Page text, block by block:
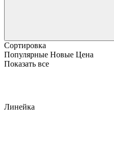
Сортировка
Популярные Новые Цена
Показать все
Линейка